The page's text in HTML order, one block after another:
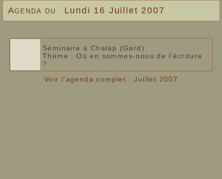
Agenda du Lundi 16 Juillet 2007
Séminaire à Chalap (Gard)
Thème : Où en sommes-nous de l'écriture
?
Voir l'agenda complet : Juillet 2007